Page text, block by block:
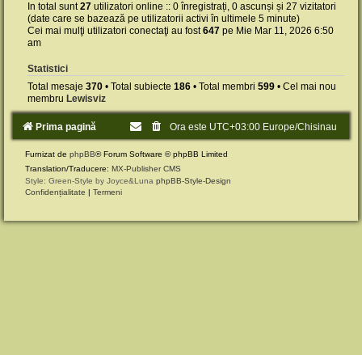
In total sunt27 utilizatori online :: 0 înregistrați, 0 ascunși și 27 vizitatori
(date care se bazează pe utilizatorii activi în ultimele 5 minute)
Cei mai mulţi utilizatori conectaţi au fost647 pe Mie Mar 11, 2026 6:50
am
Statistici
Total mesaje 370 • Total subiecte 186 • Total membri 599 • Cel mai nou
membru Lewisviz
Prima pagină Ora este UTC+03:00 Europe/Chisinau
Furnizat de phpBB® Forum Software © phpBB Limited
Translation/Traducere: MX-Publisher CMS
Style: Green-Style by Joyce&Luna phpBB-Style-Design
Confidențialitate | Termeni